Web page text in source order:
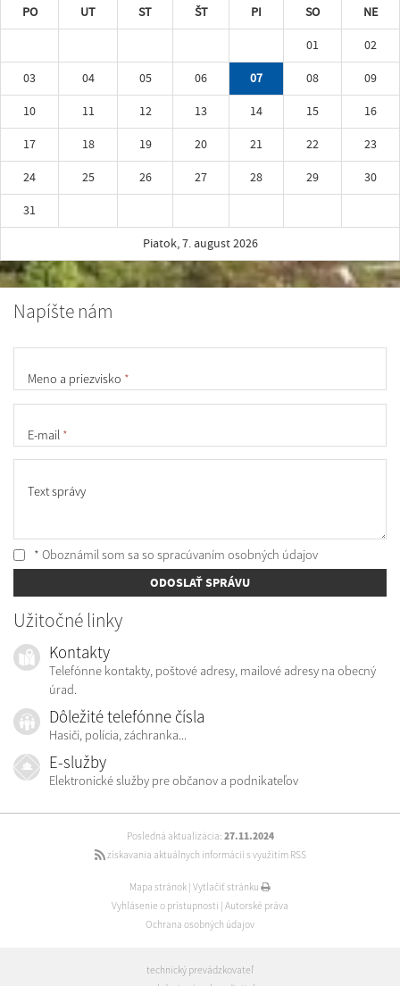
PO UT ST ŠT PI SO
NE
01
02
03
04 05 06 07 08
09
10
11 12 13 14 15
16
17
18 19 20 21 22
23
24
25 26 27 28 29
30
31
Piatok, 7. august 2026
Napíšte nám
Meno a priezvisko *
E-mail *
Text správy
* Oboznámil som sa so spracúvaním osobných údajov
ODOSLAŤ SPRÁVU
Užitočné linky
Kontakty
Telefónne kontakty, poštové adresy, mailové adresy na obecný
úrad.
Dôležité telefónne čísla
Hasiči, polícia, záchranka...
E-služby
Elektronické služby pre občanov a podnikateľov
Posledná aktualizácia: 27.11.2024
získavania aktuálnych informácií s využitím RSS
Mapa stránok Vytlačiť stránku
Vyhlásenie o prístupnosti Autorské práva
Ochrana osobných údajov
technický prevádzkovateľ